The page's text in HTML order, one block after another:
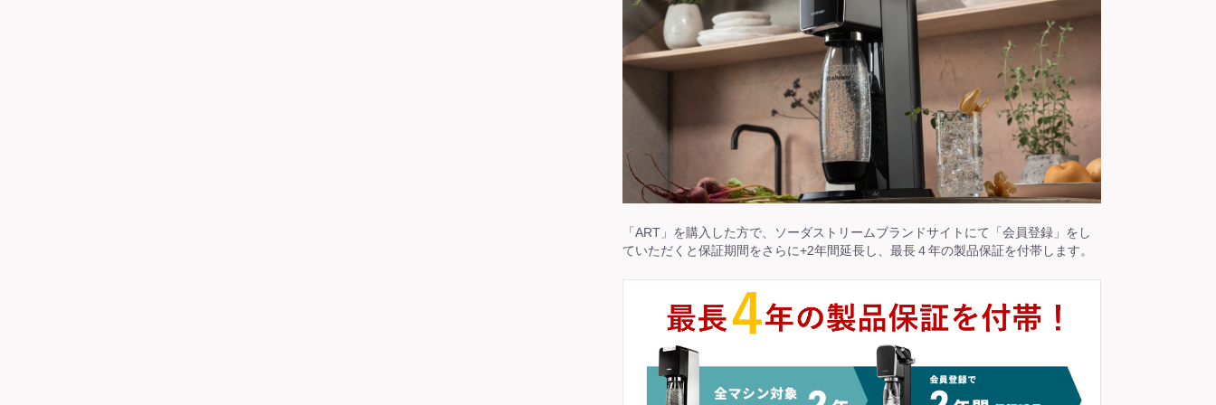
「ART」を購入した方で、ソーダストリームブランドサイトにて「会員登録」をし
ていただくと保証期間をさらに+2年間延長し、最長４年の製品保証を付帯します。